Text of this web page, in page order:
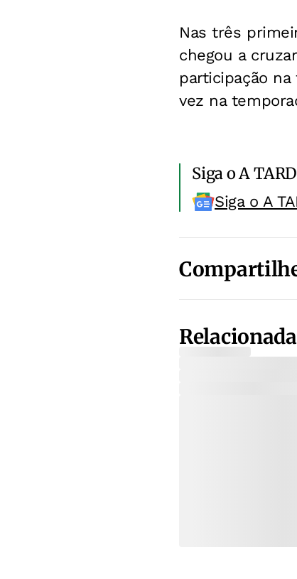
Nas três
chegou a
participação
vez na
Siga o A
Siga o A